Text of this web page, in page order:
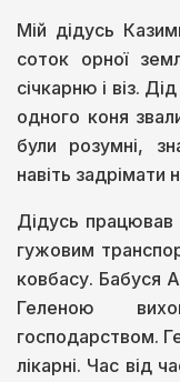
Мій дідусь
соток орної
січкарню і віз.
одного коня
були розумні,
навіть задрімати
Дідусь працював
гужовим
ковбасу. Бабуся
Геленою
господарством.
лікарні. Час від